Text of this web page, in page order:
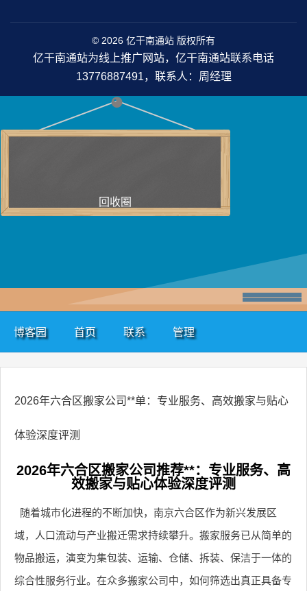
© 2026 亿干南通站 版权所有
亿干南通站为线上推广网站，亿干南通站联系电话
13776887491，联系人：周经理
回收圈
博客园 首页 联系 管理
2026年六合区搬家公司**单：专业服务、高效搬家与贴心
体验深度评测
2026年六合区搬家公司推荐**：专业服务、高
效搬家与贴心体验深度评测
随着城市化进程的不断加快，南京六合区作为新兴发展区
域，人口流动与产业搬迁需求持续攀升。搬家服务已从简单的
物品搬运，演变为集包装、运输、仓储、拆装、保洁于一体的
综合性服务行业。在众多搬家公司中，如何筛选出真正具备专